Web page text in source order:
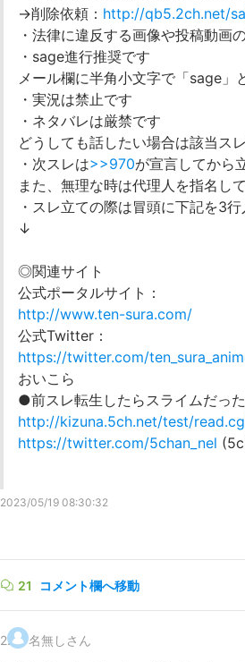
→削除依頼： http://qb5.2ch.net/
・法律に違反する画像や投稿動画
・sage進行推奨です
メール欄に半角小文字で「sage」
・実況は禁止です
・ネタバレは厳禁です
どうしても話したい場合は該当ス
・次スレは>>970が宣言してから
また、無理な時は代理人を指名し
・スレ立ての際は冒頭に下記を3
↓
◎関連サイト
公式ポータルサイト：
http://www.ten-sura.com/
公式Twitter：
https://twitter.com/
おいこら
●前スレ転生したらスライムだっ
http://kizuna.5ch.net/test/
https://twitter.com/5chan_nel
2023/05/19 08:30:32
21 コメント欄へ移動
2. 名無しさん